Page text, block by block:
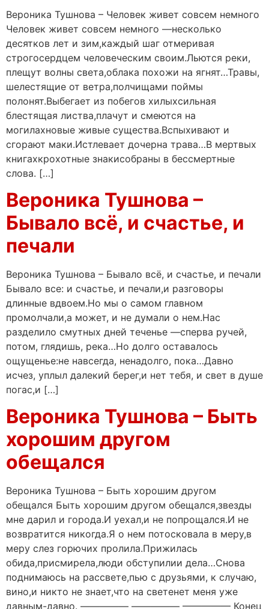
Вероника Тушнова – Человек живет совсем немного
Человек живет совсем немного —несколько
десятков лет и зим,каждый шаг отмеривая
строгосердцем человеческим своим.Льются реки,
плещут волны света,облака похожи на ягнят…Травы,
шелестящие от ветра,полчищами поймы
полонят.Выбегает из побегов хилыхсильная
блестящая листва,плачут и смеются на
могилахновые живые существа.Вспыхивают и
сгорают маки.Истлевает дочерна трава…В мертвых
книгахкрохотные знакисобраны в бессмертные
слова. […]
Вероника Тушнова –
Бывало всё, и счастье, и
печали
Вероника Тушнова – Бывало всё, и счастье, и печали
Бывало все: и счастье, и печали,и разговоры
длинные вдвоем.Но мы о самом главном
промолчали,а может, и не думали о нем.Нас
разделило смутных дней теченье —сперва ручей,
потом, глядишь, река…Но долго оставалось
ощущенье:не навсегда, ненадолго, пока…Давно
исчез, уплыл далекий берег,и нет тебя, и свет в душе
погас,и […]
Вероника Тушнова – Быть
хорошим другом
обещался
Вероника Тушнова – Быть хорошим другом
обещался Быть хорошим другом обещался,звезды
мне дарил и города.И уехал,и не попрощался.И не
возвратится никогда.Я о нем потосковала в меру,в
меру слез горючих пролила.Прижилась
обида,присмирела,люди обступилии дела…Снова
поднимаюсь на рассвете,пью с друзьями, к случаю,
вино,и никто не знает,что на светенет меня уже
давным-давно. ————— ————— ————— Конец